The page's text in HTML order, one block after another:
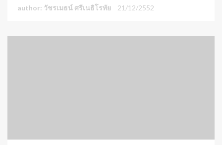
author: วัชรเมธน์ ศรีเนธิโรทัย 21/12/2552